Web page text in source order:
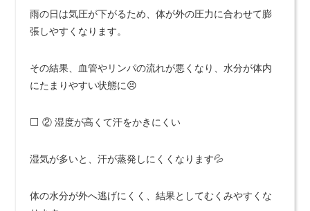
雨の日は気圧が下がるため、体が外の圧力に合わせて膨
張しやすくなります。
その結果、血管やリンパの流れが悪くなり、水分が体内
にたまりやすい状態に😣
⬜ ② 湿度が高くて汗をかきにくい
湿気が多いと、汗が蒸発しにくくなります💦
体の水分が外へ逃げにくく、結果としてむくみやすくな